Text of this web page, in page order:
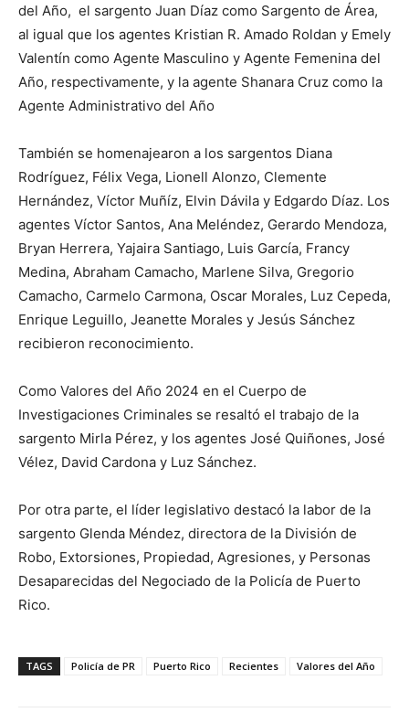
del Año, el sargento Juan Díaz como Sargento de Área,
al igual que los agentes Kristian R. Amado Roldan y Emely
Valentín como Agente Masculino y Agente Femenina del
Año, respectivamente, y la agente Shanara Cruz como la
Agente Administrativo del Año
También se homenajearon a los sargentos Diana
Rodríguez, Félix Vega, Lionell Alonzo, Clemente
Hernández, Víctor Muñíz, Elvin Dávila y Edgardo Díaz. Los
agentes Víctor Santos, Ana Meléndez, Gerardo Mendoza,
Bryan Herrera, Yajaira Santiago, Luis García, Francy
Medina, Abraham Camacho, Marlene Silva, Gregorio
Camacho, Carmelo Carmona, Oscar Morales, Luz Cepeda,
Enrique Leguillo, Jeanette Morales y Jesús Sánchez
recibieron reconocimiento.
Como Valores del Año 2024 en el Cuerpo de
Investigaciones Criminales se resaltó el trabajo de la
sargento Mirla Pérez, y los agentes José Quiñones, José
Vélez, David Cardona y Luz Sánchez.
Por otra parte, el líder legislativo destacó la labor de la
sargento Glenda Méndez, directora de la División de
Robo, Extorsiones, Propiedad, Agresiones, y Personas
Desaparecidas del Negociado de la Policía de Puerto
Rico.
TAGS Policía de PR Puerto Rico Recientes Valores del Año